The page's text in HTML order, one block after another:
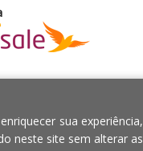
sua experiência,
neste site sem alterar as